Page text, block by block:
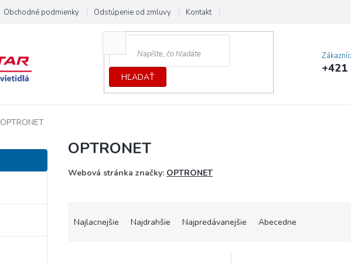
Obchodné podmienky Odstúpenie od zmluvy Kontakt
HĽADAŤ
+421
OPTRONET
OPTRONET
Webová stránka značky: OPTRONET
Najlacnejšie Najdrahšie Najpredávanejšie Abecedne